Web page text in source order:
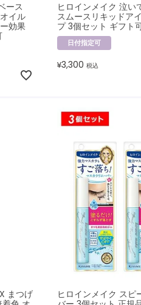
ース
イル
効果
ヒロインメイク 泣い
スムースリキッドア
プ 3個セット ギフト
日付指定可
¥3,300 税込
まつげ
ヒロインメイク スピ